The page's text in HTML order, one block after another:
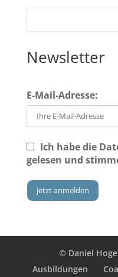
Newsletter
E-Mail-Adresse:
Ich habe die
gelesen und
© Daniel
Ausbildungen